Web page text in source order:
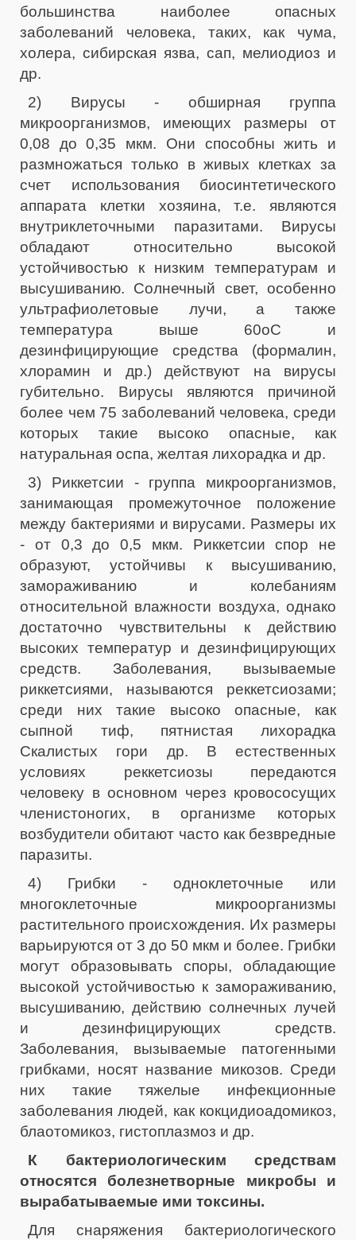
большинства наиболее опасных
заболеваний человека, таких, как чума,
холера, сибирская язва, сап, мелиодиоз и
др.
2) Вирусы - обширная группа
микроорганизмов, имеющих размеры от
0,08 до 0,35 мкм. Они способны жить и
размножаться только в живых клетках за
счет использования биосинтетического
аппарата клетки хозяина, т.е. являются
внутриклеточными паразитами. Вирусы
обладают относительно высокой
устойчивостью к низким температурам и
высушиванию. Солнечный свет, особенно
ультрафиолетовые лучи, а также
температура выше 60оС и
дезинфицирующие средства (формалин,
хлорамин и др.) действуют на вирусы
губительно. Вирусы являются причиной
более чем 75 заболеваний человека, среди
которых такие высоко опасные, как
натуральная оспа, желтая лихорадка и др.
3) Риккетсии - группа микроорганизмов,
занимающая промежуточное положение
между бактериями и вирусами. Размеры их
- от 0,3 до 0,5 мкм. Риккетсии спор не
образуют, устойчивы к высушиванию,
замораживанию и колебаниям
относительной влажности воздуха, однако
достаточно чувствительны к действию
высоких температур и дезинфицирующих
средств. Заболевания, вызываемые
риккетсиями, называются реккетсиозами;
среди них такие высоко опасные, как
сыпной тиф, пятнистая лихорадка
Скалистых гори др. В естественных
условиях реккетсиозы передаются
человеку в основном через кровососущих
членистоногих, в организме которых
возбудители обитают часто как безвредные
паразиты.
4) Грибки - одноклеточные или
многоклеточные микроорганизмы
растительного происхождения. Их размеры
варьируются от 3 до 50 мкм и более. Грибки
могут образовывать споры, обладающие
высокой устойчивостью к замораживанию,
высушиванию, действию солнечных лучей
и дезинфицирующих средств.
Заболевания, вызываемые патогенными
грибками, носят название микозов. Среди
них такие тяжелые инфекционные
заболевания людей, как кокцидиоадомикоз,
блаотомикоз, гистоплазмоз и др.
К бактериологическим средствам
относятся болезнетворные микробы и
вырабатываемые ими токсины.
Для снаряжения бактериологического